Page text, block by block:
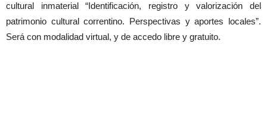
cultural inmaterial “Identificación, registro y valorización del
patrimonio cultural correntino. Perspectivas y aportes locales”.
Será con modalidad virtual, y de accedo libre y gratuito.